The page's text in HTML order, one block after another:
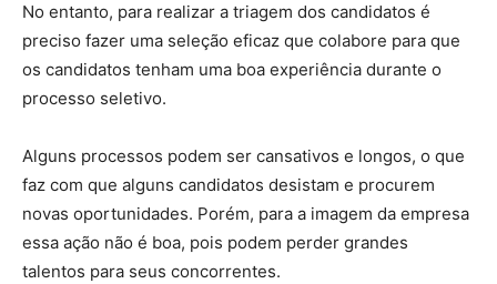
No entanto, para realizar a triagem dos candidatos é
preciso fazer uma seleção eficaz que colabore para que
os candidatos tenham uma boa experiência durante o
processo seletivo.
Alguns processos podem ser cansativos e longos, o que
faz com que alguns candidatos desistam e procurem
novas oportunidades. Porém, para a imagem da empresa
essa ação não é boa, pois podem perder grandes
talentos para seus concorrentes.